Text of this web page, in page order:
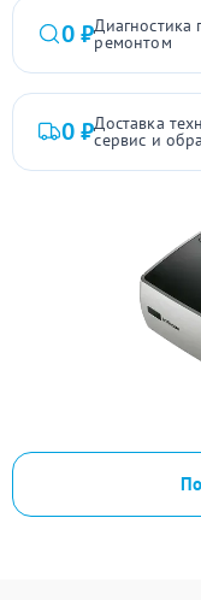
0 ₽Диагностика
ремонтом
0 ₽Доставка
сервис и